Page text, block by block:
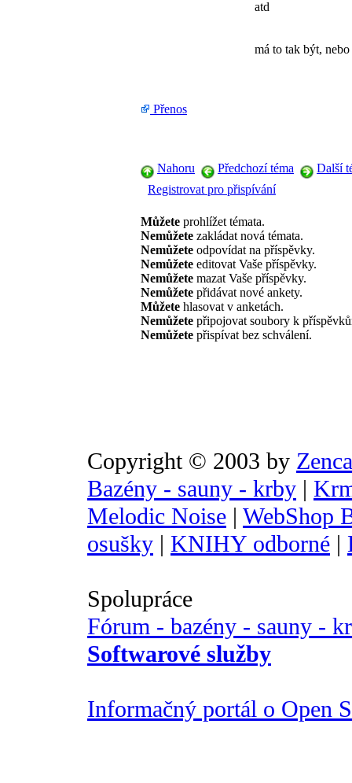
atd
má to tak být, nebo
Přenos
Nahoru Předchozí téma
Další
Registrovat pro přispívání
Můžete prohlížet témata.
Nemůžete zakládat nová témata.
Nemůžete odpovídat na příspěvky.
Nemůžete editovat Vaše příspěvky.
Nemůžete mazat Vaše příspěvky.
Nemůžete přidávat nové ankety.
Můžete hlasovat v anketách.
Nemůžete připojovat soubory k
Nemůžete přispívat bez schválení.
Copyright © 2003 by
Bazény - sauny - krby |
Melodic Noise | WebShop
osušky | KNIHY odborné |
Spolupráce
Fórum - bazény - sauny -
Softwarové služby
Informačný portál o Open